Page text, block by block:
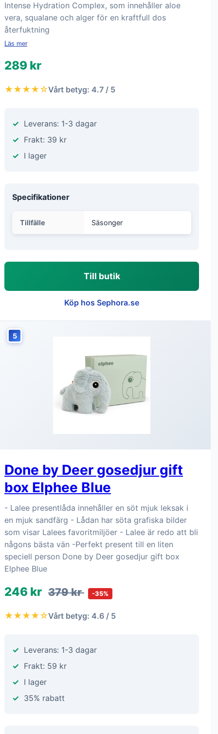
Intense Hydration Complex, som innehåller aloe
vera, squalane och alger för en kraftfull dos
återfuktning
Läs mer
289 kr
★★★★☆Vårt betyg: 4.7 / 5
Leverans: 1-3 dagar
Frakt: 39 kr
I lager
Specifikationer
Tillfälle Säsonger
Till butik
Köp hos Sephora.se
5
Done by Deer gosedjur gift
box Elphee Blue
- Lalee presentlåda innehåller en söt mjuk leksak i
en mjuk sandfärg - Lådan har söta grafiska bilder
som visar Lalees favoritmiljöer - Lalee är redo att bli
någons bästa vän -Perfekt present till en liten
speciell person Done by Deer gosedjur gift box
Elphee Blue
246 kr 379 kr -35%
★★★★☆Vårt betyg: 4.6 / 5
Leverans: 1-3 dagar
Frakt: 59 kr
I lager
35% rabatt